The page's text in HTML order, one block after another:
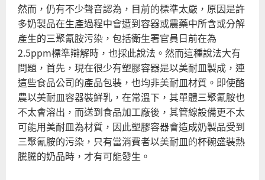
然而，仍有不少聲音認為，目前的標準太嚴，原因是許
多奶製品在生產過程中會遭到容器或農藥中所含或分解
產生的三聚氰胺污染，包括衛生署官員日前在為
2.5ppm標準辯解時，也採此說法。然而這種說法大有
問題，首先，現在很少有塑膠容器是以美耐皿製成，連
這些食品公司的產品包裝，也均非美耐皿材質。即使酪
農以美耐皿容器裝鮮乳，在常溫下，其單體三聚氰胺也
不太會溶出，而送到食品加工廠後，其管線設備更不太
可能用美耐皿為材質，因此塑膠容器會造成奶製品受到
三聚氰胺的污染，只有當消費者以美耐皿的杯碗盛裝熱
騰騰的奶品時，才有可能發生。